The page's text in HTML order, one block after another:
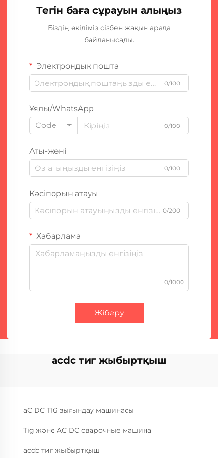
Тегін баға сұрауын алыңыз
Біздің өкіліміз сізбен жақын арада
байланысады.
Электрондық пошта
0/100
Ұялы/WhatsApp
Code
0/100
Аты-жөні
0/100
Кәсіпорын атауы
0/200
Хабарлама
0/1000
Жіберу
acdc тиг жыбыртқыш
aC DC TIG зығындау машинасы
Tig және AC DC сварочные машина
acdc тиг жыбыртқыш